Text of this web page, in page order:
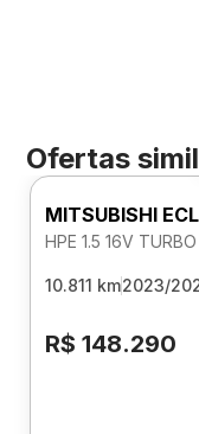
Ofertas
MITSUBISHI
HPE 1.5 16V
10.811 km2023/
R$ 148.290